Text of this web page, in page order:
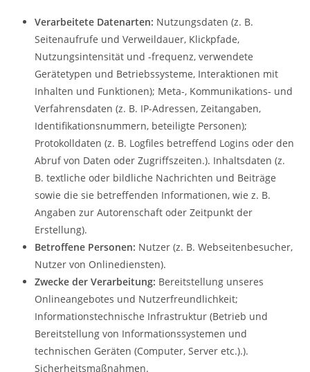
Verarbeitete Datenarten: Nutzungsdaten (z. B.
Seitenaufrufe und Verweildauer, Klickpfade,
Nutzungsintensität und -frequenz, verwendete
Gerätetypen und Betriebssysteme, Interaktionen mit
Inhalten und Funktionen); Meta-, Kommunikations- und
Verfahrensdaten (z. B. IP-Adressen, Zeitangaben,
Identifikationsnummern, beteiligte Personen);
Protokolldaten (z. B. Logfiles betreffend Logins oder den
Abruf von Daten oder Zugriffszeiten.). Inhaltsdaten (z.
B. textliche oder bildliche Nachrichten und Beiträge
sowie die sie betreffenden Informationen, wie z. B.
Angaben zur Autorenschaft oder Zeitpunkt der
Erstellung).
Betroffene Personen: Nutzer (z. B. Webseitenbesucher,
Nutzer von Onlinediensten).
Zwecke der Verarbeitung: Bereitstellung unseres
Onlineangebotes und Nutzerfreundlichkeit;
Informationstechnische Infrastruktur (Betrieb und
Bereitstellung von Informationssystemen und
technischen Geräten (Computer, Server etc.).).
Sicherheitsmaßnahmen.